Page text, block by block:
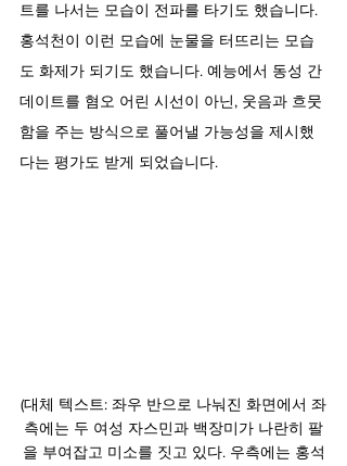
트를 나서는 모습이 전파를 타기도 했습니다.
홍석천이 이런 모습에 눈물을 터뜨리는 모습
도 화제가 되기도 했습니다. 예능에서 동성 간
데이트를 혐오 어린 시선이 아닌, 웃음과 흐뭇
함을 주는 방식으로 풀어낼 가능성을 제시했
다는 평가도 받게 되었습니다.
(대체 텍스트: 좌우 반으로 나눠진 화면에서 좌
측에는 두 여성 자스민과 백장미가 나란히 팔
을 부여잡고 미소를 짓고 있다. 우측에는 홍석